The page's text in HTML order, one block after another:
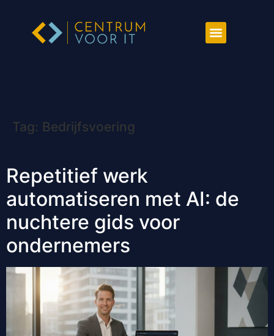
Tag: Bedrijfsvoering
Repetitief werk
automatiseren met AI: de
nuchtere gids voor
ondernemers